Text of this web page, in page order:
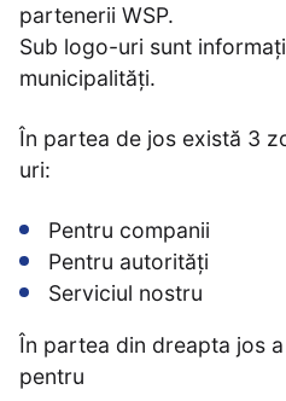
partenerii WSP.
Sub logo-uri sunt
municipalități.
În partea de jos există 3
uri:
Pentru companii
Pentru autorități
Serviciul nostru
În partea din dreapta jos
pentru